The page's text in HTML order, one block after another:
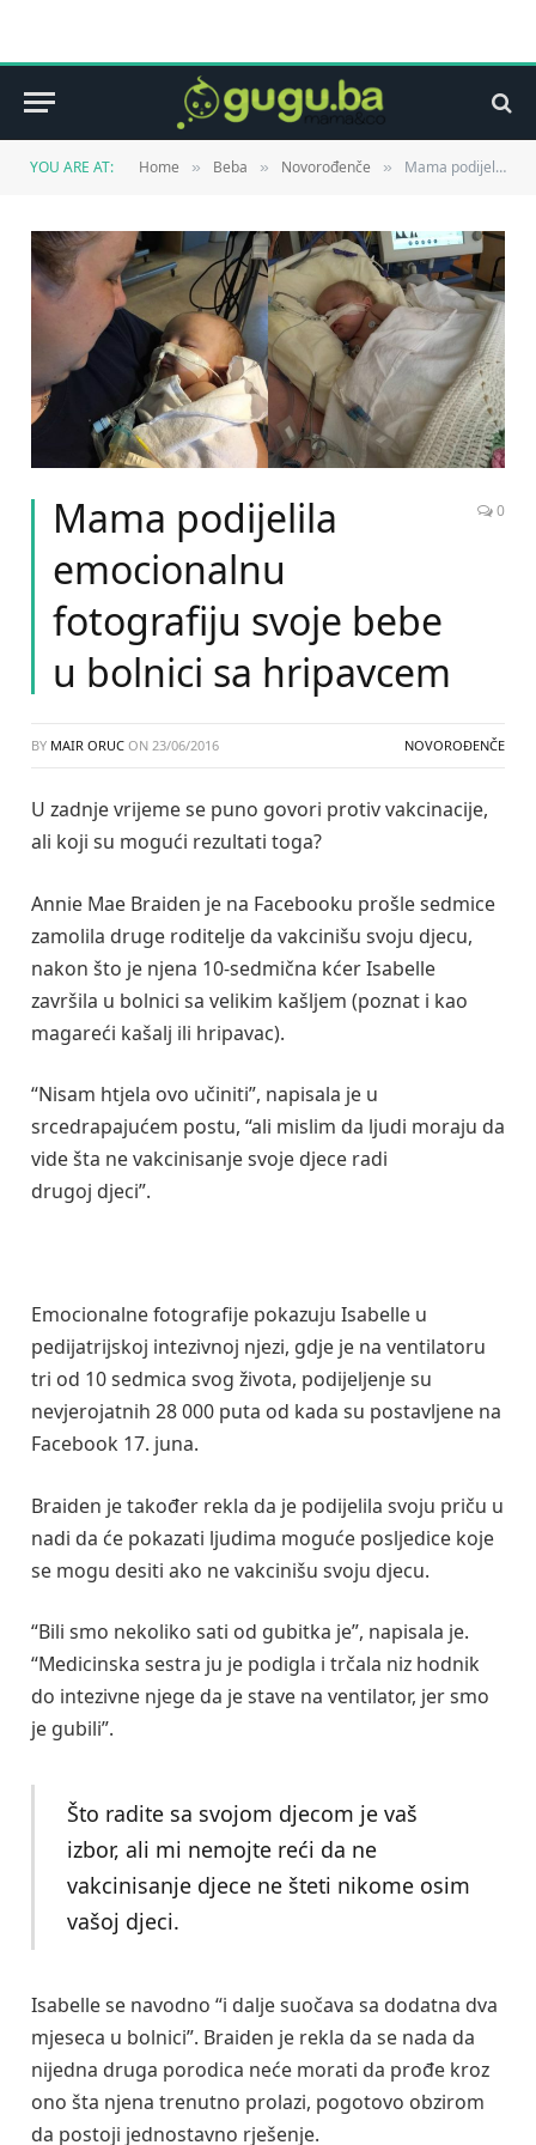
YOU ARE AT: Home » Beba » Novorođenče » Mama podijelila emocionalnu fotografiju svoje bebe u bolnici sa hripavcem
Mama podijelila
emocionalnu
fotografiju svoje bebe
u bolnici sa hripavcem
0
BY MAIR ORUC ON 23/06/2016 NOVOROĐENČE
U zadnje vrijeme se puno govori protiv vakcinacije,
ali koji su mogući rezultati toga?
Annie Mae Braiden je na Facebooku prošle sedmice
zamolila druge roditelje da vakcinišu svoju djecu,
nakon što je njena 10-sedmična kćer Isabelle
završila u bolnici sa velikim kašljem (poznat i kao
magareći kašalj ili hripavac).
“Nisam htjela ovo učiniti”, napisala je u
srcedrapajućem postu, “ali mislim da ljudi moraju da
vide šta ne vakcinisanje svoje djece radi
drugoj djeci”.
Emocionalne fotografije pokazuju Isabelle u
pedijatrijskoj intezivnoj njezi, gdje je na ventilatoru
tri od 10 sedmica svog života, podijeljenje su
nevjerojatnih 28 000 puta od kada su postavljene na
Facebook 17. juna.
Braiden je također rekla da je podijelila svoju priču u
nadi da će pokazati ljudima moguće posljedice koje
se mogu desiti ako ne vakcinišu svoju djecu.
“Bili smo nekoliko sati od gubitka je”, napisala je.
“Medicinska sestra ju je podigla i trčala niz hodnik
do intezivne njege da je stave na ventilator, jer smo
je gubili”.
Što radite sa svojom djecom je vaš
izbor, ali mi nemojte reći da ne
vakcinisanje djece ne šteti nikome osim
vašoj djeci.
Isabelle se navodno “i dalje suočava sa dodatna dva
mjeseca u bolnici”. Braiden je rekla da se nada da
nijedna druga porodica neće morati da prođe kroz
ono šta njena trenutno prolazi, pogotovo obzirom
da postoji jednostavno rješenje.